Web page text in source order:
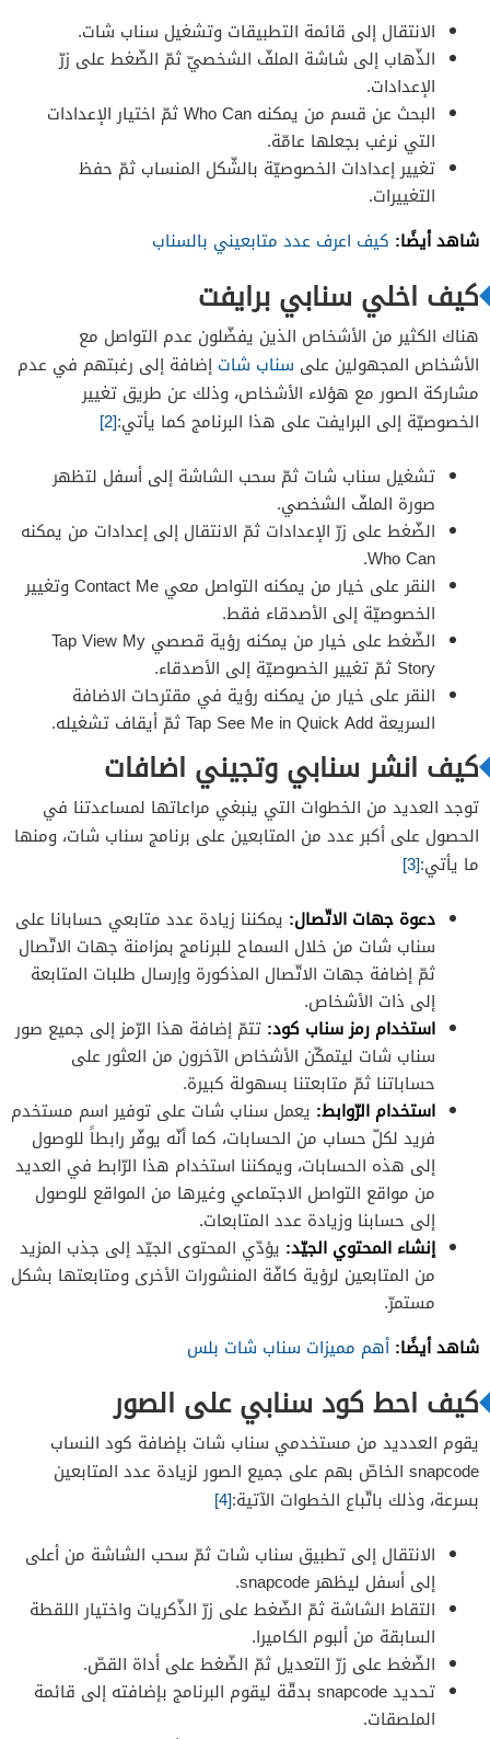
الانتقال إلى قائمة التطبيقات وتشغيل سناب شات.
الذّهاب إلى شاشة الملفّ الشخصيّ ثمّ الضّغط على زرّ
الإعدادات.
البحث عن قسم من يمكنه Who Can ثمّ اختيار الإعدادات
التي نرغب بجعلها عامّة.
تغيير إعدادات الخصوصيّة بالشّكل المنساب ثمّ حفظ
التغييرات.
شاهد أيضًا: كيف اعرف عدد متابعيني بالسناب
كيف اخلي سنابي برايفت
هناك الكثير من الأشخاص الذين يفضّلون عدم التواصل مع
الأشخاص المجهولين على سناب شات إضافة إلى رغبتهم في عدم
مشاركة الصور مع هؤلاء الأشخاص، وذلك عن طريق تغيير
الخصوصيّة إلى البرايفت على هذا البرنامج كما يأتي:[2]
تشغيل سناب شات ثمّ سحب الشاشة إلى أسفل لتظهر
صورة الملفّ الشخصي.
الضّغط على زرّ الإعدادات ثمّ الانتقال إلى إعدادات من يمكنه
Who Can.
النقر على خيار من يمكنه التواصل معي Contact Me وتغيير
الخصوصيّة إلى الأصدقاء فقط.
الضّغط على خيار من يمكنه رؤية قصصي Tap View My
Story ثمّ تغيير الخصوصيّة إلى الأصدقاء.
النقر على خيار من يمكنه رؤية في مقترحات الاضافة
السريعة Tap See Me in Quick Add ثمّ أيقاف تشغيله.
كيف انشر سنابي وتجيني اضافات
توجد العديد من الخطوات التي ينبغي مراعاتها لمساعدتنا في
الحصول على أكبر عدد من المتابعين على برنامج سناب شات، ومنها
ما يأتي:[3]
دعوة جهات الاتّصال: يمكننا زيادة عدد متابعي حسابانا على
سناب شات من خلال السماح للبرنامج بمزامنة جهات الاتّصال
ثمّ إضافة جهات الاتّصال المذكورة وإرسال طلبات المتابعة
إلى ذات الأشخاص.
استخدام رمز سناب كود: تتمّ إضافة هذا الرّمز إلى جميع صور
سناب شات ليتمكّن الأشخاص الآخرون من العثور على
حساباتنا ثمّ متابعتنا بسهولة كبيرة.
استخدام الرّوابط: يعمل سناب شات على توفير اسم مستخدم
فريد لكلّ حساب من الحسابات، كما أنّه يوفّر رابطاً للوصول
إلى هذه الحسابات، ويمكننا استخدام هذا الرّابط في العديد
من مواقع التواصل الاجتماعي وغيرها من المواقع للوصول
إلى حسابنا وزيادة عدد المتابعات.
إنشاء المحتوي الجيّد: يؤدّي المحتوى الجيّد إلى جذب المزيد
من المتابعين لرؤية كافّة المنشورات الأخرى ومتابعتها بشكل
مستمرّ.
شاهد أيضًا: أهم مميزات سناب شات بلس
كيف احط كود سنابي على الصور
يقوم العدديد من مستخدمي سناب شات بإضافة كود النساب
snapcode الخاصّ بهم على جميع الصور لزيادة عدد المتابعين
بسرعة، وذلك باتّباع الخطوات الآتية:[4]
الانتقال إلى تطبيق سناب شات ثمّ سحب الشاشة من أعلى
إلى أسفل ليظهر snapcode.
التقاط الشاشة ثمّ الضّغط على زرّ الذّكريات واختيار اللقطة
السابقة من ألبوم الكاميرا.
الضّغط على زرّ التعديل ثمّ الضّغط على أداة القصّ.
تحديد snapcode بدقّة ليقوم البرنامج بإضافته إلى قائمة
الملصقات.